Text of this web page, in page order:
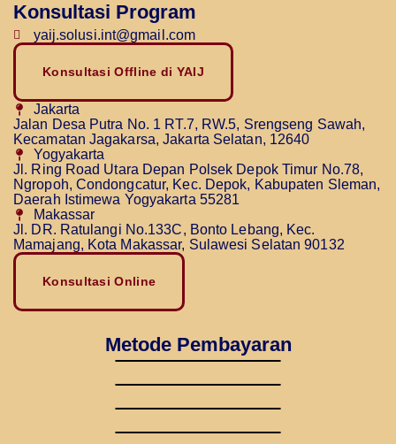
Konsultasi Program
yaij.solusi.int@gmail.com
Konsultasi Offline di YAIJ
Jakarta
Jalan Desa Putra No. 1 RT.7, RW.5, Srengseng Sawah,
Kecamatan Jagakarsa, Jakarta Selatan, 12640
Yogyakarta
Jl. Ring Road Utara Depan Polsek Depok Timur No.78,
Ngropoh, Condongcatur, Kec. Depok, Kabupaten Sleman,
Daerah Istimewa Yogyakarta 55281
Makassar
Jl. DR. Ratulangi No.133C, Bonto Lebang, Kec.
Mamajang, Kota Makassar, Sulawesi Selatan 90132
Konsultasi Online
Metode Pembayaran